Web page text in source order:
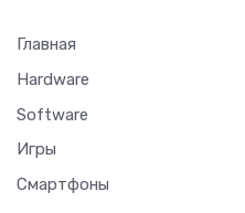
Главная
Hardware
Software
Игры
Смартфоны